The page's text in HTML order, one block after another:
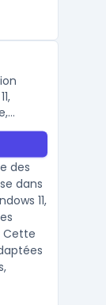
des
dans
11,
Cette